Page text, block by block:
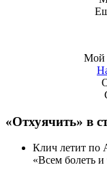
Мой
«Отхуячить» в
Клич летит по
«Всем болеть и